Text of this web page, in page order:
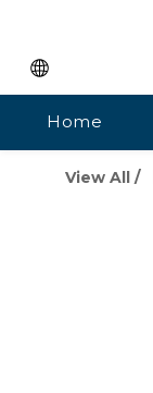
Home
View All /